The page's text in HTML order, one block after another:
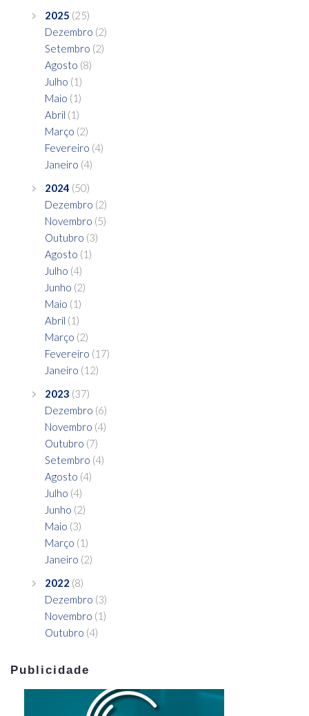
2025 (25)
Dezembro (2)
Setembro (2)
Agosto (8)
Julho (1)
Maio (1)
Abril (1)
Março (2)
Fevereiro (4)
Janeiro (4)
2024 (50)
Dezembro (2)
Novembro (5)
Outubro (3)
Agosto (1)
Julho (4)
Junho (2)
Maio (1)
Abril (1)
Março (2)
Fevereiro (17)
Janeiro (12)
2023 (37)
Dezembro (6)
Novembro (4)
Outubro (7)
Setembro (4)
Agosto (4)
Julho (4)
Junho (2)
Maio (3)
Março (1)
Janeiro (2)
2022 (8)
Dezembro (3)
Novembro (1)
Outubro (4)
Publicidade